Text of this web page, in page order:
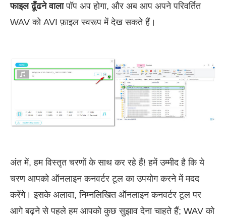
फाइल ढूँढने वालापॉप अप होगा, और अब आप अपने परिवर्तित
WAV को AVI फ़ाइल स्वरूप में देख सकते हैं।
अंत में, हम विस्तृत चरणों के साथ कर रहे हैं! हमें उम्मीद है कि ये
चरण आपको ऑनलाइन कनवर्टर टूल का उपयोग करने में मदद
करेंगे। इसके अलावा, निम्नलिखित ऑनलाइन कनवर्टर टूल पर
आगे बढ़ने से पहले हम आपको कुछ सुझाव देना चाहते हैं; WAV को